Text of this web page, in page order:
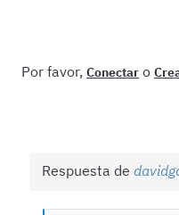
Por favor, Conectar o
Respuesta de